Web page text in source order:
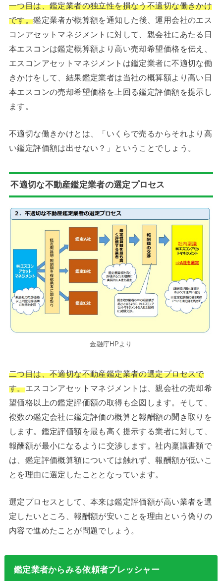
一つ目は、鑑定業者の独立性を損なう不適切な働きかけ
です。鑑定業者が概算額を通知した後、運用会社のエス
コンアセットマネジメントに対して、親会社にあたる日
本エスコンは鑑定概算額より高い売却希望価格を伝え、
エスコンアセットマネジメントは鑑定業者に不適切な働
きかけをして、結果鑑定業者は当社の概算額より高い日
本エスコンの売却希望価格を上回る鑑定評価額を提示し
ます。
不適切な働きかけとは、「いくらで売るからそれより高
い鑑定評価額は出せない？」ということでしょう。
不適切な不動産鑑定業者の選定プロセス
金融庁HPより
二つ目は、不適切な不動産鑑定業者の選定プロセスで
す。エスコンアセットマネジメントは、親会社の売却希
望価格以上の鑑定評価額の取得も企図します。そして、
複数の鑑定会社に鑑定評価の概算と報酬額の聞き取りを
します。鑑定評価額を最も高く提示する業者に対して、
報酬額が最小になるように交渉します。社内稟議書類で
は、鑑定評価概算額については触れず、報酬額が低いこ
とを理由に選定したこととなっています。
選定プロセスとして、本来は鑑定評価額が高い業者を選
定したいところ、報酬額が安いことを理由という偽りの
内容で進めたことが問題でしょう。
鑑定業者からみる依頼者プレッシャー